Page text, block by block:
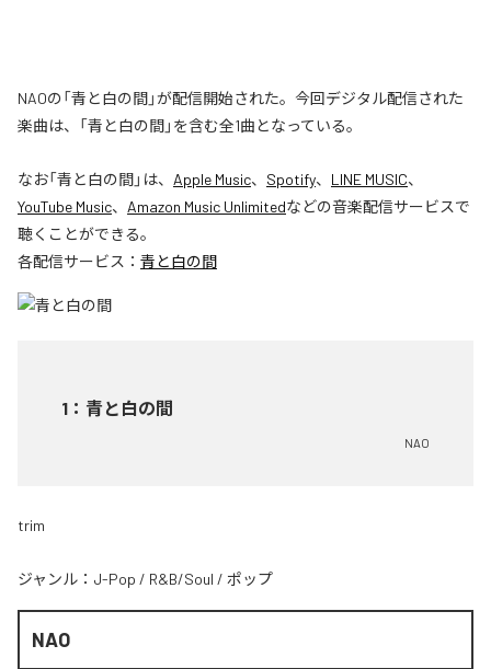
NAOの「青と白の間」が配信開始された。今回デジタル配信された
楽曲は、「青と白の間」を含む全1曲となっている。
なお「青と白の間」は、 Apple Music、 Spotify、 LINE MUSIC、
YouTube Music、 Amazon Music Unlimitedなどの音楽配信サービスで
聴くことができる。
各配信サービス： 青と白の間
1 ： 青と白の間
NAO
trim
ジャンル： J-Pop / R&B/Soul / ポップ
NAO